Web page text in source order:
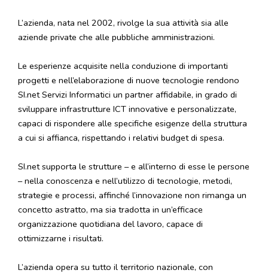
L’azienda, nata nel 2002, rivolge la sua attività sia alle
aziende private che alle pubbliche amministrazioni.
Le esperienze acquisite nella conduzione di importanti
progetti e nell’elaborazione di nuove tecnologie rendono
SI.net Servizi Informatici un partner affidabile, in grado di
sviluppare infrastrutture ICT innovative e personalizzate,
capaci di rispondere alle specifiche esigenze della struttura
a cui si affianca, rispettando i relativi budget di spesa.
SI.net supporta le strutture – e all’interno di esse le persone
– nella conoscenza e nell’utilizzo di tecnologie, metodi,
strategie e processi, affinché l’innovazione non rimanga un
concetto astratto, ma sia tradotta in un’efficace
organizzazione quotidiana del lavoro, capace di
ottimizzarne i risultati.
L’azienda opera su tutto il territorio nazionale, con